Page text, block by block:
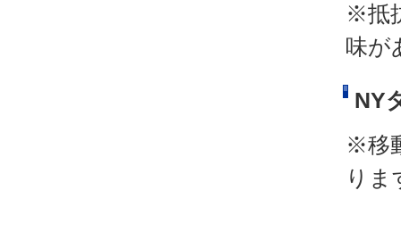
※抵
味が
NY
※移
りま